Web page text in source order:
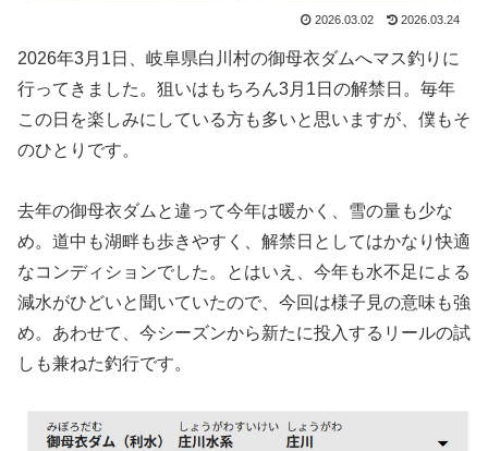
2026.03.02 2026.03.24
2026年3月1日、岐阜県白川村の御母衣ダムへマス釣りに
行ってきました。狙いはもちろん3月1日の解禁日。毎年
この日を楽しみにしている方も多いと思いますが、僕もそ
のひとりです。
去年の御母衣ダムと違って今年は暖かく、雪の量も少な
め。道中も湖畔も歩きやすく、解禁日としてはかなり快適
なコンディションでした。とはいえ、今年も水不足による
減水がひどいと聞いていたので、今回は様子見の意味も強
め。あわせて、今シーズンから新たに投入するリールの試
しも兼ねた釣行です。